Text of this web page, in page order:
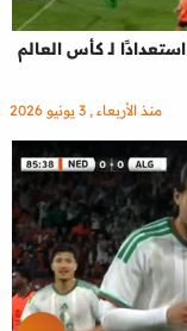
لـ كأس العالم
منذ الأربعاء , 3 يونيو 2026